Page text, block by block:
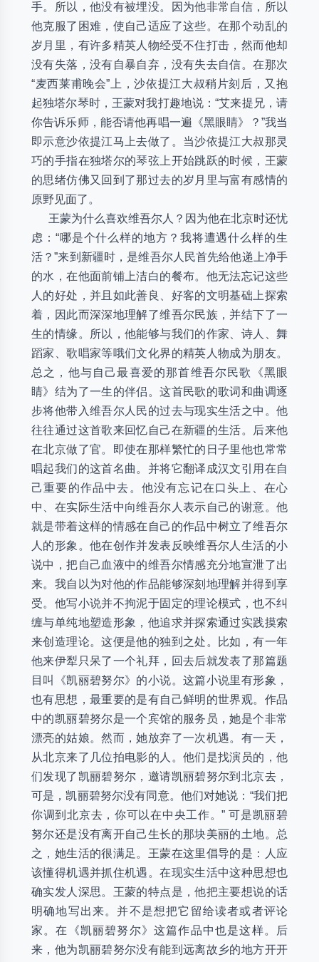
手。所以，他没有被埋没。因为他非常自信，所以
他克服了困难，使自己适应了这些。在那个动乱的
岁月里，有许多精英人物经受不住打击，然而他却
没有失落，没有自暴自弃，没有失去自信。在那次
“麦西莱甫晚会”上，沙依提江大叔稍片刻后，又抱
起独塔尔琴时，王蒙对我打趣地说：“艾来提兄，请
你告诉乐师，能否请他再唱一遍《黑眼睛》？”我当
即示意沙依提江马上去做了。当沙依提江大叔那灵
巧的手指在独塔尔的琴弦上开始跳跃的时候，王蒙
的思绪仿佛又回到了那过去的岁月里与富有感情的
原野见面了。
王蒙为什么喜欢维吾尔人？因为他在北京时还忧
虑：“哪是个什么样的地方？我将遭遇什么样的生
活？”来到新疆时，是维吾尔人民首先给他递上净手
的水，在他面前铺上洁白的餐布。他无法忘记这些
人的好处，并且如此善良、好客的文明基础上探索
着，因此而深深地理解了维吾尔民族，并结下了一
生的情缘。所以，他能够与我们的作家、诗人、舞
蹈家、歌唱家等哦们文化界的精英人物成为朋友。
总之，他与自己最喜爱的那首维吾尔民歌《黑眼
睛》结为了一生的伴侣。这首民歌的歌词和曲调逐
步将他带入维吾尔人民的过去与现实生活之中。他
往往通过这首歌来回忆自己在新疆的生活。后来他
在北京做了官。即使在那样繁忙的日子里他也常常
唱起我们的这首名曲。并将它翻译成汉文引用在自
己重要的作品中去。他没有忘记在口头上、在心
中、在实际生活中向维吾尔人表示自己的谢意。他
就是带着这样的情感在自己的作品中树立了维吾尔
人的形象。他在创作并发表反映维吾尔人生活的小
说中，把自己血液中的维吾尔情感充分地宣泄了出
来。我自以为对他的作品能够深刻地理解并得到享
受。他写小说并不拘泥于固定的理论模式，也不纠
缠与单纯地塑造形象，他追求并探索通过实践摸索
来创造理论。这便是他的独到之处。比如，有一年
他来伊犁只呆了一个礼拜，回去后就发表了那篇题
目叫《凯丽碧努尔》的小说。这篇小说里有形象，
也有思想，最重要的是有自己鲜明的世界观。作品
中的凯丽碧努尔是一个宾馆的服务员，她是个非常
漂亮的姑娘。然而，她放弃了一次机遇。有一天，
从北京来了几位拍电影的人。他们是找演员的，他
们发现了凯丽碧努尔，邀请凯丽碧努尔到北京去，
可是，凯丽碧努尔没有同意。他们对她说：“我们把
你调到北京去，你可以在中央工作。” 可是凯丽碧
努尔还是没有离开自己生长的那块美丽的土地。总
之，她生活的很满足。王蒙在这里倡导的是：人应
该懂得机遇并抓住机遇。在现实生活中这种思想也
确实发人深思。王蒙的特点是，他把主要想说的话
明确地写出来。并不是想把它留给读者或者评论
家。在《凯丽碧努尔》这篇作品中也是这样。后
来，他为凯丽碧努尔没有能到远离故乡的地方开开